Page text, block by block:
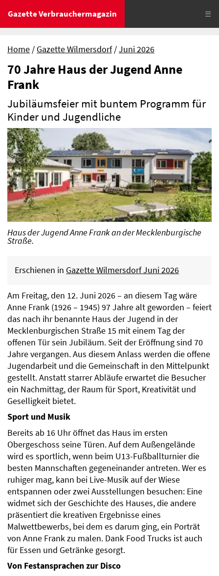
Gazette Verbrauchermagazin ☰
Home Gazette Wilmersdorf Juni 2026
70 Jahre Haus der Jugend Anne
Frank
Jubiläumsfeier mit buntem Programm für
Kinder und Jugendliche
Haus der Jugend Anne Frank an der Mecklenburgische
Straße.
Erschienen in Gazette Wilmersdorf Juni 2026
Am Freitag, den 12. Juni 2026 – an diesem Tag wäre
Anne Frank (1926 – 1945) 97 Jahre alt geworden – feiert
das nach ihr benannte Haus der Jugend in der
Mecklenburgischen Straße 15 mit einem Tag der
offenen Tür sein Jubiläum. Seit der Eröffnung sind 70
Jahre vergangen. Aus diesem Anlass werden die offene
Jugendarbeit und die Gemeinschaft in den Mittelpunkt
gestellt. Anstatt starrer Abläufe erwartet die Besucher
ein Nachmittag, der Raum für Sport, Kreativität und
Geselligkeit bietet.
Sport und Musik
Bereits ab 16 Uhr öffnet das Haus im ersten
Obergeschoss seine Türen. Auf dem Außengelände
wird es sportlich, wenn beim U13-Fußballturnier die
besten Mannschaften gegeneinander antreten. Wer es
ruhiger mag, kann bei Live-Musik auf der Wiese
entspannen oder zwei Ausstellungen besuchen: Eine
widmet sich der Geschichte des Hauses, die andere
präsentiert die kreativen Ergebnisse eines
Malwettbewerbs, bei dem es darum ging, ein Porträt
von Anne Frank zu malen. Dank Food Trucks ist auch
für Essen und Getränke gesorgt.
Von Festansprachen zur Disco